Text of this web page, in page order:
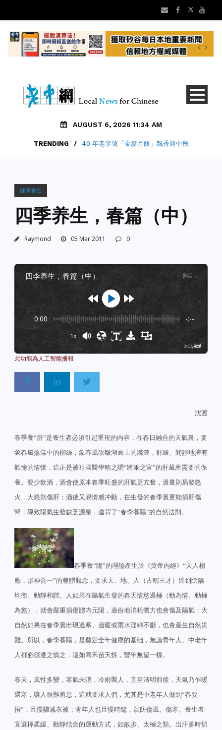
AUGUST 6, 2026 11:34 AM
TRENDING / 40 年老字號「金麥月餅」飄香迎中秋
健康養生
四季养生，春篇（中）
Raymond 05 Mar 2011 0
四季养生，春篇（中） 剧目 :-
0:00 -:--
1x
GSpeech
沈园
春季養“肝”是養生者必須引起重視的内容，在春日融合的天氣裏，要
象春風蕩漾中的柳絲，象春風吹皺湖面上的漪漣，舒緩、閒靜地擁有
歡愉的情懷，這正是被祖國醫學稱之謂“將軍之官”的肝藏所需要的保
養。要少飲酒，酒會使原本春季旺盛的肝氣更亢奮，過量則易發怒
火，大怒則傷肝；酒後又易情感冲動，在生發的春季裏更能損肝傷
腎，導致陽氣生發缺乏源泉，違背了“春季養陽”的自然法則。
春季養“陽”的理論產生於《黄帝内經》“天人相
應，形神合一”的整體觀念，要求天、地、人（古稱三才）達到陰陽
均衡、動靜和諧。人如果在陽氣生發的春天情慾過極（動為情、動極
為慾），就會嚴重損傷體内元陽，過份地消耗體力也會傷及陽氣；大
自然如果在春季裏出現過寒、過暖或雨水淫綿不斷，也會産生自然災
難。所以，春季養陽，是奠定全年健康的基础，無論青年人、中老年
人都必須遵之慎之，這如同禾苗夭拆，豐年無望一樣。
春天，風性多變，寒氣未消，冷雨襲人，直至清明前後，天氣乃乍暖
還寒，讓人很難將息，這就要求人們，尤其是中老年人做到“春要
捂”，且慢驟减衣被；青年人也且慢時髦，以防傷風、傷寒。養生者
宜選擇柔緩、動靜结合的運動方式，如散步、太極之類。出汗多時切